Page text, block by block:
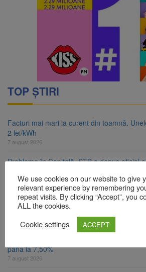
TOP ȘTIRI
Facturi mai mari la curent din toamnă.
2 lei/kWh
7 august 2026
Probleme în Capitală. STB a depus oficial
7 august 2026
Guvernul pregătește posibile limitări de
consumatori de energie
până la 7,50%
7 august 2026
We use cookies on our website to give
relevant experience by remembering
repeat visits. By clicking “Accept”, you
ALL the cookies.
Cookie settings
ACCEPT